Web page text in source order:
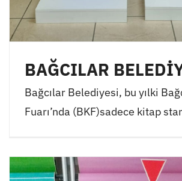
BAĞCILAR
Bağcılar Belediyesi, bu yılki
Fuarı’nda (BKF)sadece kitap